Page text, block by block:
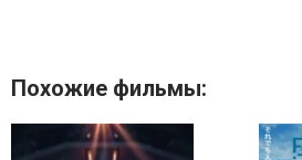
Похожие фильмы: